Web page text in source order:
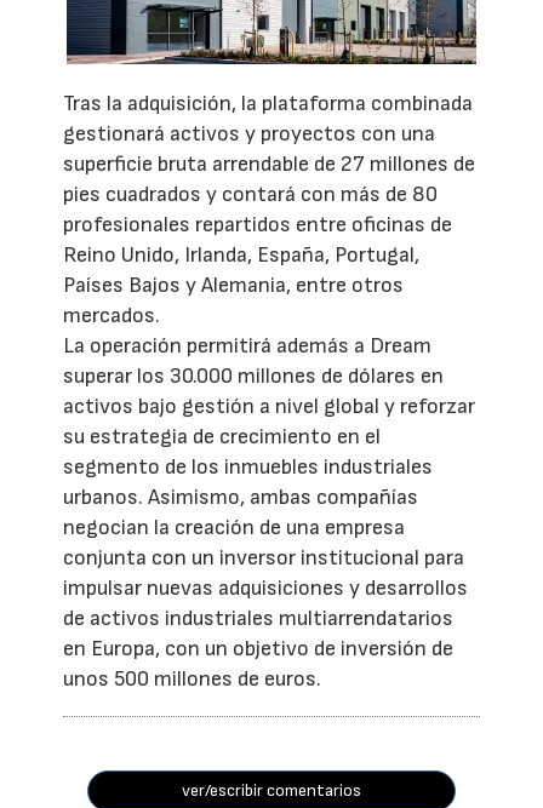
Tras la adquisición, la plataforma combinada
gestionará activos y proyectos con una
superficie bruta arrendable de 27 millones de
pies cuadrados y contará con más de 80
profesionales repartidos entre oficinas de
Reino Unido, Irlanda, España, Portugal,
Países Bajos y Alemania, entre otros
mercados.
La operación permitirá además a Dream
superar los 30.000 millones de dólares en
activos bajo gestión a nivel global y reforzar
su estrategia de crecimiento en el
segmento de los inmuebles industriales
urbanos. Asimismo, ambas compañías
negocian la creación de una empresa
conjunta con un inversor institucional para
impulsar nuevas adquisiciones y desarrollos
de activos industriales multiarrendatarios
en Europa, con un objetivo de inversión de
unos 500 millones de euros.
ver/escribir comentarios